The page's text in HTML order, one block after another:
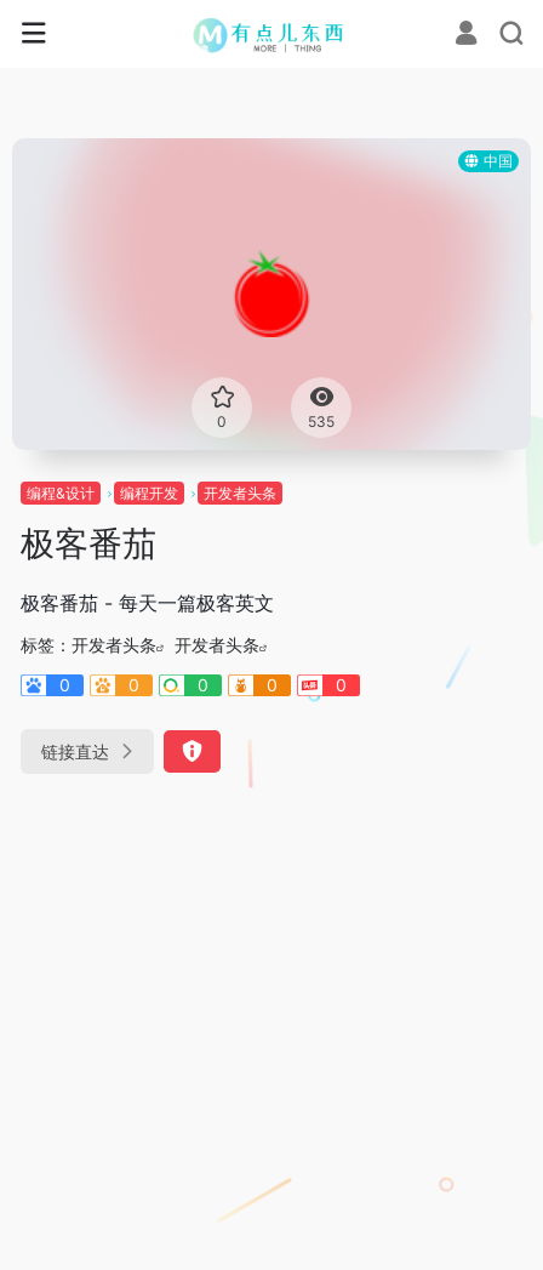
中国
0 535
编程&设计 编程开发 开发者头条
极客番茄
极客番茄 - 每天一篇极客英文
标签： 开发者头条
开发者头条
0
0 0 0 0
链接直达